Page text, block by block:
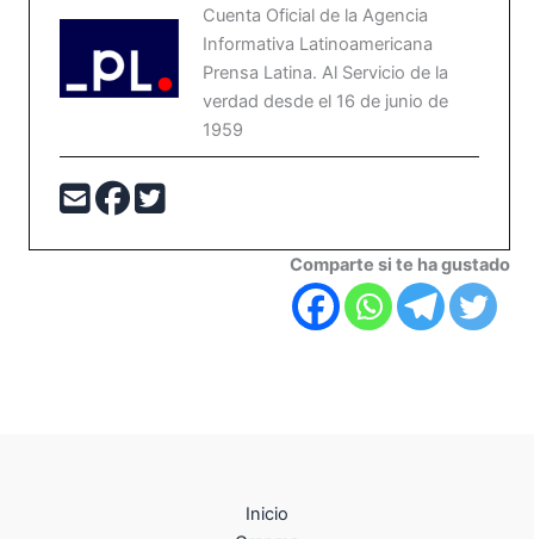
Cuenta Oficial de la Agencia
Informativa Latinoamericana
Prensa Latina. Al Servicio de la
verdad desde el 16 de junio de
1959
Comparte si te ha gustado
Inicio